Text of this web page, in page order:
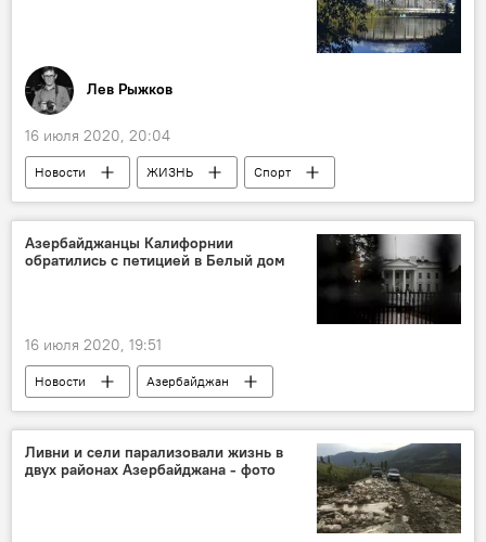
Лев Рыжков
16 июля 2020, 20:04
Новости ЖИЗНЬ
Спорт
Россия
Колумнисты
Олимпиада 1980
Азербайджанцы Калифорнии
обратились с петицией в Белый дом
16 июля 2020, 19:51
Новости
Азербайджан
Новости мира
Петиция Белый дом
Ливни и сели парализовали жизнь в
двух районах Азербайджана - фото